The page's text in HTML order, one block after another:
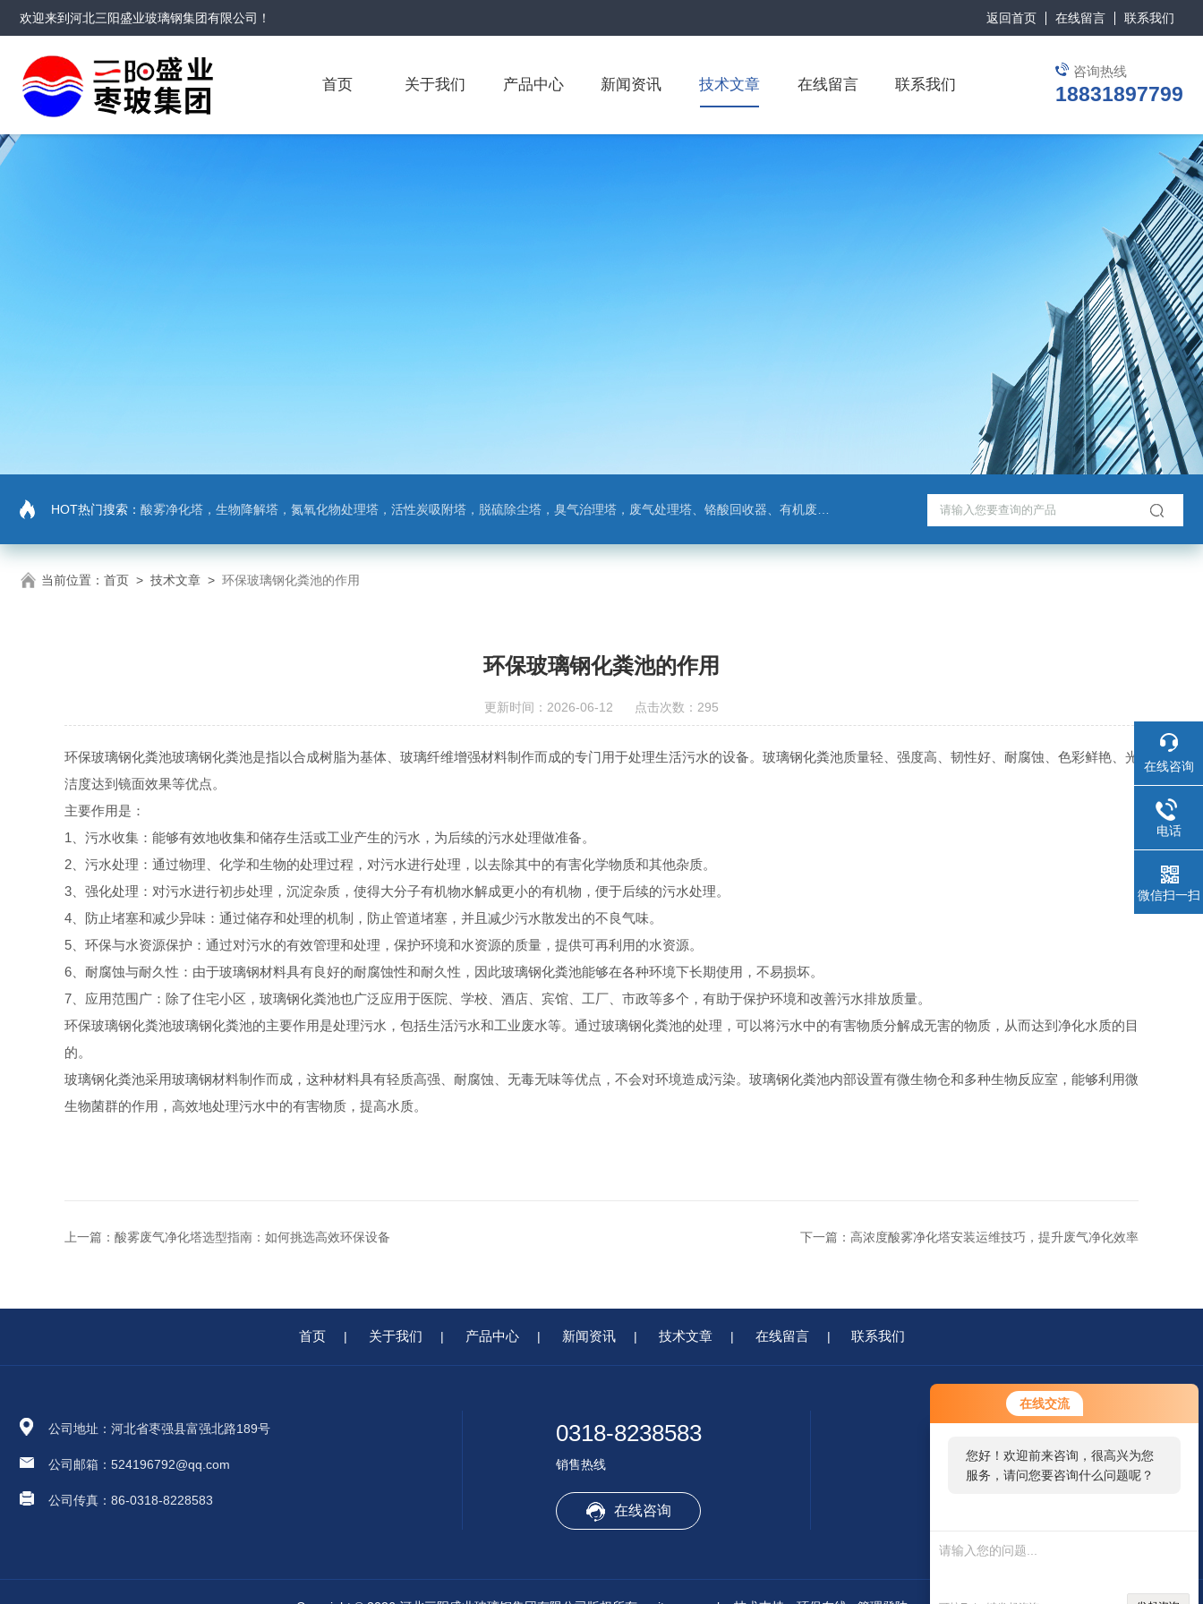
在线交流
您好！欢迎前来咨询，很高兴为您
服务，请问您要咨询什么问题呢？
了需求产品，您可以直接在线与我
联系！
欢迎来到河北三阳盛业玻璃钢集团有限公司 ！ 返回首页 在线留言 联系我们
咨询热线
18831897799
首页 关于我们 产品中心 新闻资讯 技术文章 在线留言 联系我们
HOT热门搜索： 酸雾净化塔，生物降解塔，氮氧化物处理塔，活性炭吸附塔，脱硫除尘塔，臭气治理塔，废气处理塔、铬酸回收器、有机废气净化器，氨氮吹脱塔
当前位置： 首页 > 技术文章 > 环保玻璃钢化粪池的作用
环保玻璃钢化粪池的作用
更新时间：2026-06-12 点击次数：295
环保玻璃钢化粪池玻璃钢化粪池是指以合成树脂为基体、玻璃纤维增强材料制作而成的专门用于处理生活污水的设备。玻璃钢化粪池质量轻、强度高、韧性好、耐腐蚀、色彩鲜艳、光
洁度达到镜面效果等优点。
主要作用是：
1、污水收集：能够有效地收集和储存生活或工业产生的污水，为后续的污水处理做准备。
2、污水处理：通过物理、化学和生物的处理过程，对污水进行处理，以去除其中的有害化学物质和其他杂质。
3、强化处理：对污水进行初步处理，沉淀杂质，使得大分子有机物水解成更小的有机物，便于后续的污水处理。
4、防止堵塞和减少异味：通过储存和处理的机制，防止管道堵塞，并且减少污水散发出的不良气味。
5、环保与水资源保护：通过对污水的有效管理和处理，保护环境和水资源的质量，提供可再利用的水资源。
6、耐腐蚀与耐久性：由于玻璃钢材料具有良好的耐腐蚀性和耐久性，因此玻璃钢化粪池能够在各种环境下长期使用，不易损坏。
7、应用范围广：除了住宅小区，玻璃钢化粪池也广泛应用于医院、学校、酒店、宾馆、工厂、市政等多个，有助于保护环境和改善污水排放质量。
环保玻璃钢化粪池玻璃钢化粪池的主要作用是处理污水，包括生活污水和工业废水等。通过玻璃钢化粪池的处理，可以将污水中的有害物质分解成无害的物质，从而达到净化水质的目
的。
玻璃钢化粪池采用玻璃钢材料制作而成，这种材料具有轻质高强、耐腐蚀、无毒无味等优点，不会对环境造成污染。玻璃钢化粪池内部设置有微生物仓和多种生物反应室，能够利用微
生物菌群的作用，高效地处理污水中的有害物质，提高水质。
上一篇： 酸雾废气净化塔选型指南：如何挑选高效环保设备 下一篇： 高浓度酸雾净化塔安装运维技巧，提升废气净化效率
首页 | 关于我们 | 产品中心 | 新闻资讯 | 技术文章 | 在线留言 | 联系我们
公司地址：河北省枣强县富强北路189号
公司邮箱：524196792@qq.com
公司传真：86-0318-8228583
0318-8238583
销售热线
在线咨询
在线咨询
电话
微信扫一扫